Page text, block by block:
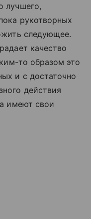
лучшего,
рукотворных
следующее.
качество
то образом это
и с достаточно
действия
имеют свои